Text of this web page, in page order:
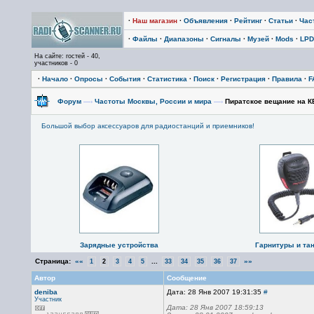
· Наш магазин· Объявления· Рейтинг· Статьи·
· Файлы · Диапазоны · Сигналы · Музей· Mods ·
На сайте: гостей - 40,
участников - 0
· Начало· Опросы · События· Статистика · Поиск· Регистрация· Правила ·
Форум —› Частоты Москвы, России и мира —›Пиратское вещание на
Большой выбор аксессуаров для радиостанций и приемников!
Зарядные устройства Гарнитуры и
Страница: «« 1 2 3 4 5 33 34 35 36 37 »»
Автор
Сообщение
deniba
Участник
Дата: 28 Янв 2007 19:31:35 #
Дата: 28 Янв 2007 18:59:13